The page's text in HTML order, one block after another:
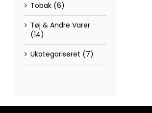
Tobak (6)
Tøj & Andre Varer
(14)
Ukategoriseret (7)